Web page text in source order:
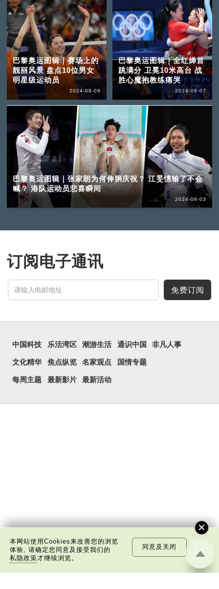
巴黎奥运图辑｜赛场上的
靓丽风景 盘点10位男女
明星级运动员
2024-08-09
巴黎奥运图辑｜全红婵首
跳满分 卫冕10米高台 战
胜心魔抱教练痛哭
2024-08-07
巴黎奥运图辑｜张家朗为何伸脷庆祝？ 江旻憓输了不会
喊？ 港队运动员悲喜瞬间
2024-08-03
订阅电子通讯
免费订阅
中国科技 乐活湾区 潮游生活 通识中国 非凡人事
文化精华 焦点纵览 名家观点 国情专题
每周主题 最新影片 最新活动
本网站使用Cookies来改善您的浏览
体验, 请确定您同意及接受我们的
私隐政策才继续浏览。
同意及关闭